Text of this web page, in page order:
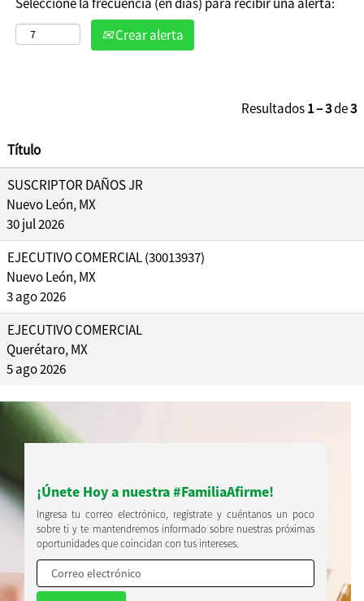
futuras
oportunidadesCrear alerta
Resultados1 – 3de3
Título
SUSCRIPTOR DAÑOS JR
Nuevo León, MX
30 jul 2026
EJECUTIVO COMERCIAL (30013937)
Nuevo León, MX
3 ago 2026
EJECUTIVO COMERCIAL
Querétaro, MX
5 ago 2026
¡Únete Hoy a nuestra #FamiliaAfirme!
Ingresa tu correo electrónico, regístrate y cuéntanos un poco
sobre ti y te mantendremos informado sobre nuestras próximas
oportunidades que coincidan con tus intereses.